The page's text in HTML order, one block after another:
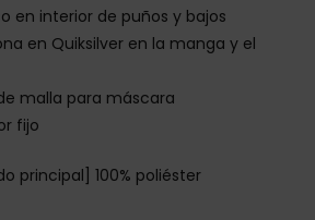
en interior de puños y bajos
en Quiksilver en la manga y el
malla para máscara
fijo
principal] 100% poliéster